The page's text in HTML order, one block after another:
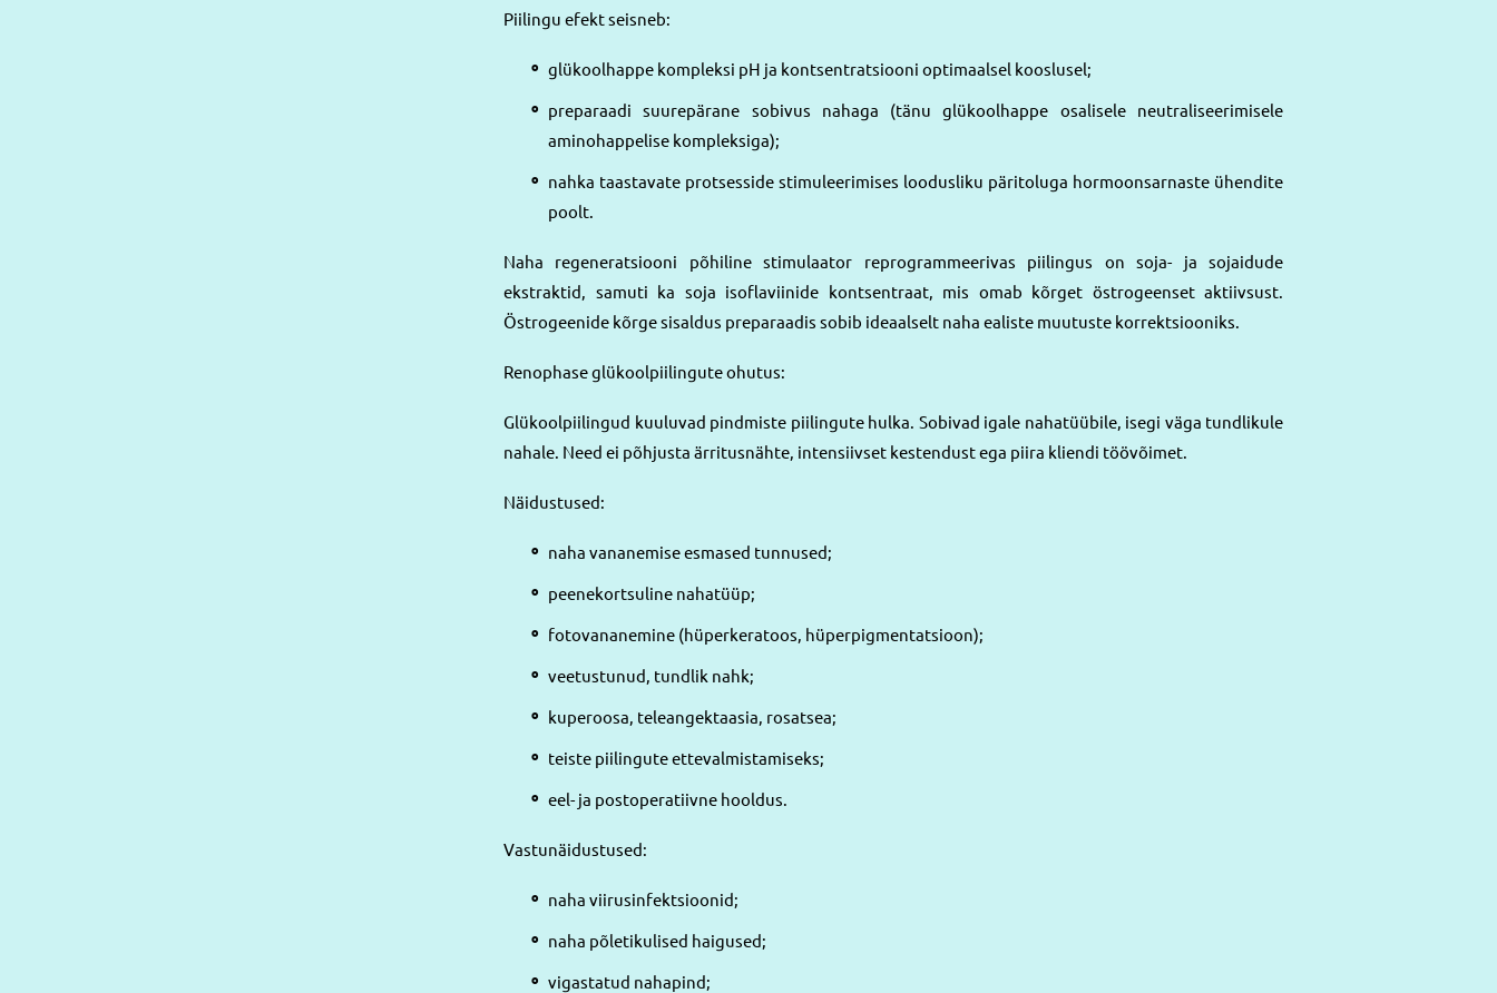
Piilingu efekt seisneb:
glükoolhappe kompleksi pH ja kontsentratsiooni optimaalsel kooslusel;
preparaadi suurepärane sobivus nahaga (tänu glükoolhappe osalisele neutraliseerimisele
aminohappelise kompleksiga);
nahka taastavate protsesside stimuleerimises loodusliku päritoluga hormoonsarnaste ühendite
poolt.
Naha regeneratsiooni põhiline stimulaator reprogrammeerivas piilingus on soja- ja sojaidude
ekstraktid, samuti ka soja isoflaviinide kontsentraat, mis omab kõrget östrogeenset aktiivsust.
Östrogeenide kõrge sisaldus preparaadis sobib ideaalselt naha ealiste muutuste korrektsiooniks.
Renophase glükoolpiilingute ohutus:
Glükoolpiilingud kuuluvad pindmiste piilingute hulka. Sobivad igale nahatüübile, isegi väga tundlikule
nahale. Need ei põhjusta ärritusnähte, intensiivset kestendust ega piira kliendi töövõimet.
Näidustused:
naha vananemise esmased tunnused;
peenekortsuline nahatüüp;
fotovananemine (hüperkeratoos, hüperpigmentatsioon);
veetustunud, tundlik nahk;
kuperoosa, teleangektaasia, rosatsea;
teiste piilingute ettevalmistamiseks;
eel- ja postoperatiivne hooldus.
Vastunäidustused:
naha viirusinfektsioonid;
naha põletikulised haigused;
vigastatud nahapind;